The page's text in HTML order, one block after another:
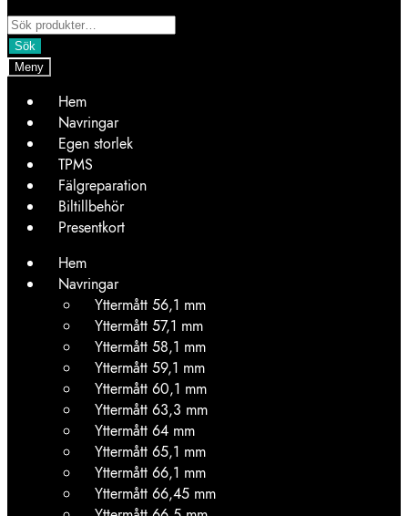
Products
search
Sök
Meny
Hem
Navringar
Egen storlek
TPMS
Fälgreparation
Biltillbehör
Presentkort
Hem
Navringar
Yttermått 56,1 mm
Yttermått 57,1 mm
Yttermått 58,1 mm
Yttermått 59,1 mm
Yttermått 60,1 mm
Yttermått 63,3 mm
Yttermått 64 mm
Yttermått 65,1 mm
Yttermått 66,1 mm
Yttermått 66,45 mm